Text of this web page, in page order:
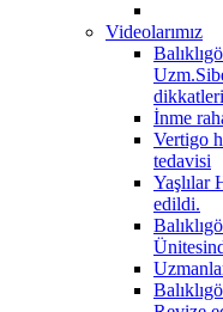
Videolarımız
İnme
Vertigo
tedavisi
Yaşlılar
edildi.